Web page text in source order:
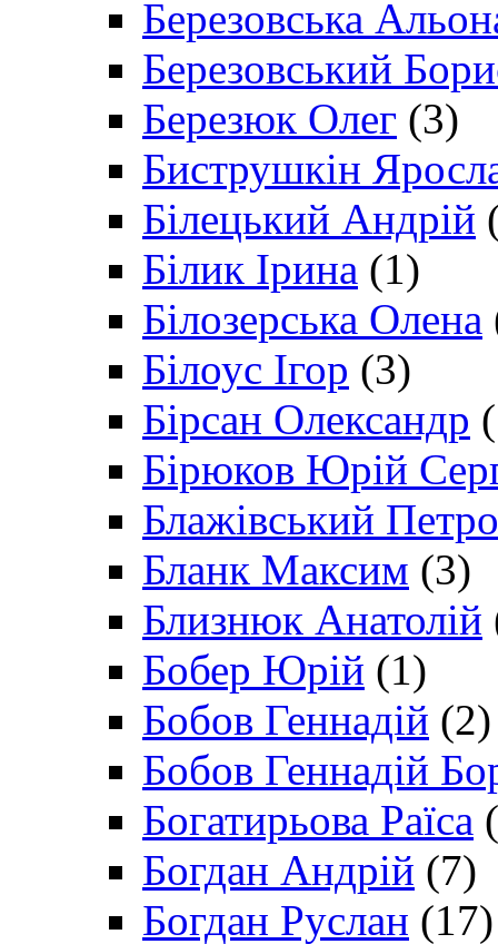
Березовська
Березовський
Березюк Олег (3)
Биструшкін
Білецький Андрій
Білик Ірина (1)
Білозерська Олена
Білоус Ігор (3)
Бірсан Олександр
Бірюков Юрій
Блажівський Петро
Бланк Максим (3)
Близнюк Анатолій
Бобер Юрій (1)
Бобов Геннадій (2)
Бобов Геннадій
Богатирьова Раїса
Богдан Андрій (7)
Богдан Руслан (17)